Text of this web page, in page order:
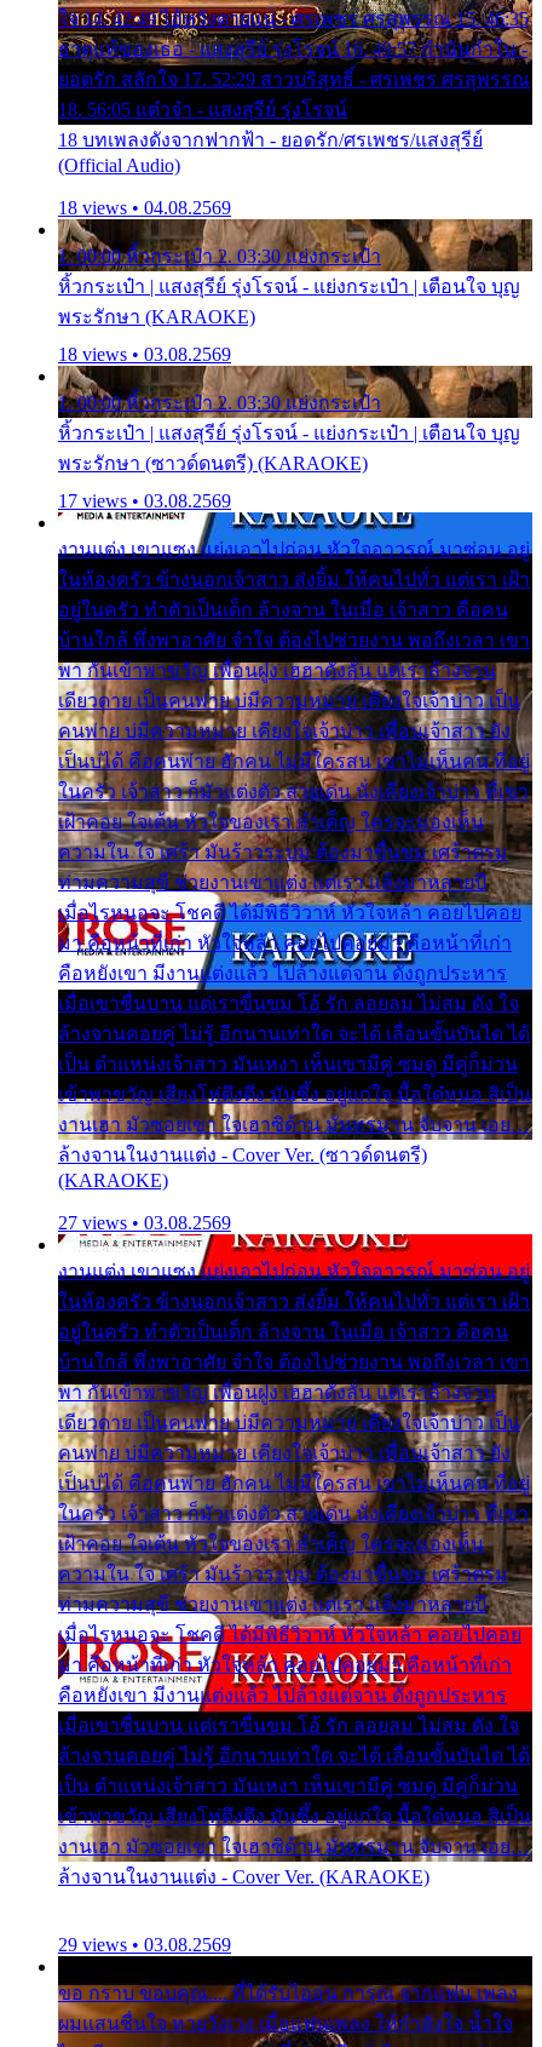
ใจ 14. 42:49 ไอ้หวังตายแน่ - ศรเพชร ศรสุพรรณ 15. 46:35
ธาตุแท้ของเธอ - แสงสุรีย์ รุ่งโรจน์ 16. 49:57 กำนันกำใน -
ยอดรัก สลักใจ 17. 52:29 สาวบริสุทธิ์ - ศรเพชร ศรสุพรรณ
18. 56:05 แต๋วจ๋า - แสงสุรีย์ รุ่งโรจน์
18 บทเพลงดังจากฟากฟ้า - ยอดรัก/ศรเพชร/แสงสุรีย์
(Official Audio)
18 views • 04.08.2569
1. 00:00 หิ้วกระเป๋า 2. 03:30 แย่งกระเป๋า
หิ้วกระเป๋า | แสงสุรีย์ รุ่งโรจน์ - แย่งกระเป๋า | เตือนใจ บุญ
พระรักษา (KARAOKE)
18 views • 03.08.2569
1. 00:00 หิ้วกระเป๋า 2. 03:30 แย่งกระเป๋า
หิ้วกระเป๋า | แสงสุรีย์ รุ่งโรจน์ - แย่งกระเป๋า | เตือนใจ บุญ
พระรักษา (ซาวด์ดนตรี) (KARAOKE)
17 views • 03.08.2569
งานแต่ง เขาแซง แย่งเอาไปก่อน หัวใจอาวรณ์ มาซ่อน อยู่
ในห้องครัว ข้างนอกเจ้าสาว ส่งยิ้ม ให้คนไปทั่ว แต่เรา เฝ้า
อยู่ในครัว ทำตัวเป็นเด็ก ล้างจาน ในเมื่อ เจ้าสาว คือคน
บ้านใกล้ พึ่งพาอาศัย จำใจ ต้องไปช่วยงาน พอถึงเวลา เขา
พา กันเข้าพาขวัญ เพื่อนฝูง เฮฮาดังลั่น แต่เราล้างจาน
เดียวดาย เป็นคนพ่าย บ่มีความหมาย เคียงใจเจ้าบ่าว เป็น
คนพ่าย บ่มีความหมาย เคียงใจเจ้าบ่าว เพื่อนเจ้าสาว ยัง
เป็นบ่ได้ คือคนพ่าย ฮักคน ไม่มีใครสน เขาไม่เห็นคน ที่อยู่
ในครัว เจ้าสาว ก็มัวแต่งตัว สวยเด่น นั่งเคียงเจ้าบ่าว ที่เขา
เฝ้าคอย ใจเต้น หัวใจของเรา ลำเค็ญ ใครจะมองเห็น
ความใน ใจ เศร้า มันร้าวระบม ต้องมาขื่นขม เศร้าตรม
ท่ามความสุขี ช่วยงานเขาแต่ง แต่เรา แล้งมาหลายปี
เมื่อไรหนอจะ โชคดี ได้มีพิธีวิวาห์ หัวใจหล้า คอยไปคอย
มา คือหน้าที่เก่า หัวใจหล้า คอยไปคอยมา คือหน้าที่เก่า
คือหยังเขา มีงานแต่งแล้ว ไปล้างแต่จาน ดั่งถูกประหาร
เมื่อเขาชื่นบาน แต่เราขื่นขม โอ้ รัก ลอยลม ไม่สม ดัง ใจ
ล้างจานคอยคู่ ไม่รู้ อีกนานเท่าใด จะได้ เลื่อนขั้นบันได ได้
เป็น ตำแหน่งเจ้าสาว มันเหงา เห็นเขามีคู่ ซมดู มีคู่ก็ม่วน
เข้าพาขวัญ เสียงโห่ตึงตึง มันซึ้ง อยู่แก่ใจ มื้อใด๋หนอ สิเป็น
งานเฮา มัวซอยเขา ใจเฮาซิด้าน มันทรมาน จับจาน เอย…
ล้างจานในงานแต่ง - Cover Ver. (ซาวด์ดนตรี)
(KARAOKE)
27 views • 03.08.2569
งานแต่ง เขาแซง แย่งเอาไปก่อน หัวใจอาวรณ์ มาซ่อน อยู่
ในห้องครัว ข้างนอกเจ้าสาว ส่งยิ้ม ให้คนไปทั่ว แต่เรา เฝ้า
อยู่ในครัว ทำตัวเป็นเด็ก ล้างจาน ในเมื่อ เจ้าสาว คือคน
บ้านใกล้ พึ่งพาอาศัย จำใจ ต้องไปช่วยงาน พอถึงเวลา เขา
พา กันเข้าพาขวัญ เพื่อนฝูง เฮฮาดังลั่น แต่เราล้างจาน
เดียวดาย เป็นคนพ่าย บ่มีความหมาย เคียงใจเจ้าบ่าว เป็น
คนพ่าย บ่มีความหมาย เคียงใจเจ้าบ่าว เพื่อนเจ้าสาว ยัง
เป็นบ่ได้ คือคนพ่าย ฮักคน ไม่มีใครสน เขาไม่เห็นคน ที่อยู่
ในครัว เจ้าสาว ก็มัวแต่งตัว สวยเด่น นั่งเคียงเจ้าบ่าว ที่เขา
เฝ้าคอย ใจเต้น หัวใจของเรา ลำเค็ญ ใครจะมองเห็น
ความใน ใจ เศร้า มันร้าวระบม ต้องมาขื่นขม เศร้าตรม
ท่ามความสุขี ช่วยงานเขาแต่ง แต่เรา แล้งมาหลายปี
เมื่อไรหนอจะ โชคดี ได้มีพิธีวิวาห์ หัวใจหล้า คอยไปคอย
มา คือหน้าที่เก่า หัวใจหล้า คอยไปคอยมา คือหน้าที่เก่า
คือหยังเขา มีงานแต่งแล้ว ไปล้างแต่จาน ดั่งถูกประหาร
เมื่อเขาชื่นบาน แต่เราขื่นขม โอ้ รัก ลอยลม ไม่สม ดัง ใจ
ล้างจานคอยคู่ ไม่รู้ อีกนานเท่าใด จะได้ เลื่อนขั้นบันได ได้
เป็น ตำแหน่งเจ้าสาว มันเหงา เห็นเขามีคู่ ซมดู มีคู่ก็ม่วน
เข้าพาขวัญ เสียงโห่ตึงตึง มันซึ้ง อยู่แก่ใจ มื้อใด๋หนอ สิเป็น
งานเฮา มัวซอยเขา ใจเฮาซิด้าน มันทรมาน จับจาน เอย…
ล้างจานในงานแต่ง - Cover Ver. (KARAOKE)
29 views • 03.08.2569
ขอ กราบ ขอบคุณ.... ที่ได้รับไออุ่น การุณ จากแฟน เพลง
ผมแสนชื่นใจ หายวังเวง เมื่อแฟนเพลง ให้กำลังใจ น้ำใจ